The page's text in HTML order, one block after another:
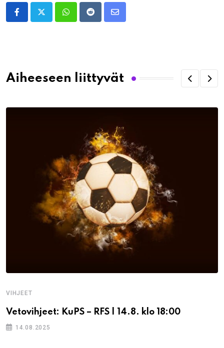
WhatsappRedditShare
Aiheeseen liittyvät
VIHJEET
Vetovihjeet: KuPS – RFS | 14.8. klo 18:00
14.08.2025